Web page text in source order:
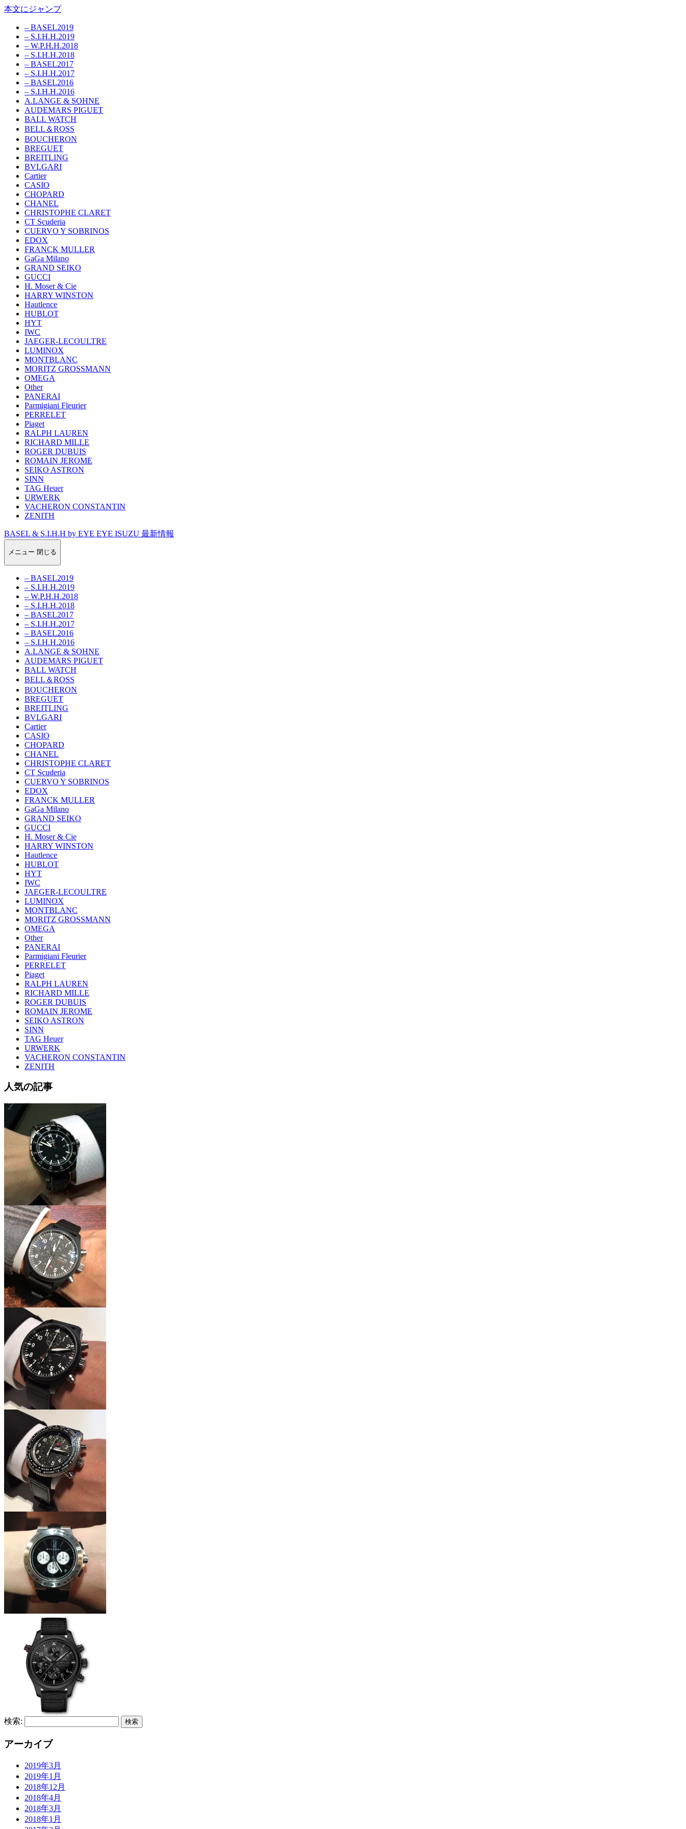
本文にジャンプ
– BASEL2019
– S.I.H.H.2019
– W.P.H.H.2018
– S.I.H.H.2018
– BASEL2017
– S.I.H.H.2017
– BASEL2016
– S.I.H.H.2016
A.LANGE & SOHNE
AUDEMARS PIGUET
BALL WATCH
BELL＆ROSS
BOUCHERON
BREGUET
BREITLING
BVLGARI
Cartier
CASIO
CHOPARD
CHANEL
CHRISTOPHE CLARET
CT Scuderia
CUERVO Y SOBRINOS
EDOX
FRANCK MULLER
GaGa Milano
GRAND SEIKO
GUCCI
H. Moser & Cie
HARRY WINSTON
Hautlence
HUBLOT
HYT
IWC
JAEGER-LECOULTRE
LUMINOX
MONTBLANC
MORITZ GROSSMANN
OMEGA
Other
PANERAI
Parmigiani Fleurier
PERRELET
Piaget
RALPH LAUREN
RICHARD MILLE
ROGER DUBUIS
ROMAIN JEROME
SEIKO ASTRON
SINN
TAG Heuer
URWERK
VACHERON CONSTANTIN
ZENITH
BASEL & S.I.H.H by EYE EYE ISUZU 最新情報
メニュー 閉じる
– BASEL2019
– S.I.H.H.2019
– W.P.H.H.2018
– S.I.H.H.2018
– BASEL2017
– S.I.H.H.2017
– BASEL2016
– S.I.H.H.2016
A.LANGE & SOHNE
AUDEMARS PIGUET
BALL WATCH
BELL＆ROSS
BOUCHERON
BREGUET
BREITLING
BVLGARI
Cartier
CASIO
CHOPARD
CHANEL
CHRISTOPHE CLARET
CT Scuderia
CUERVO Y SOBRINOS
EDOX
FRANCK MULLER
GaGa Milano
GRAND SEIKO
GUCCI
H. Moser & Cie
HARRY WINSTON
Hautlence
HUBLOT
HYT
IWC
JAEGER-LECOULTRE
LUMINOX
MONTBLANC
MORITZ GROSSMANN
OMEGA
Other
PANERAI
Parmigiani Fleurier
PERRELET
Piaget
RALPH LAUREN
RICHARD MILLE
ROGER DUBUIS
ROMAIN JEROME
SEIKO ASTRON
SINN
TAG Heuer
URWERK
VACHERON CONSTANTIN
ZENITH
人気の記事
検索:
アーカイブ
2019年3月
2019年1月
2018年12月
2018年4月
2018年3月
2018年1月